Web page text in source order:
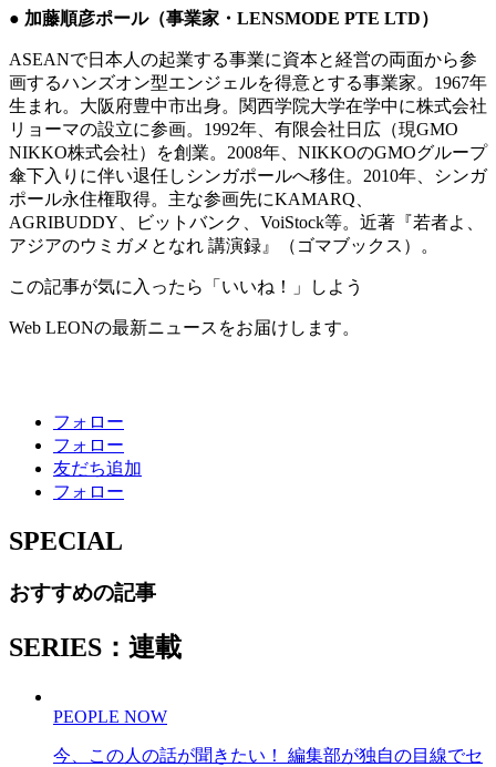
● 加藤順彦ポール（事業家・LENSMODE PTE LTD）
ASEANで日本人の起業する事業に資本と経営の両面から参
画するハンズオン型エンジェルを得意とする事業家。1967年
生まれ。大阪府豊中市出身。関西学院大学在学中に株式会社
リョーマの設立に参画。1992年、有限会社日広（現GMO
NIKKO株式会社）を創業。2008年、NIKKOのGMOグループ
傘下入りに伴い退任しシンガポールへ移住。2010年、シンガ
ポール永住権取得。主な参画先にKAMARQ、
AGRIBUDDY、ビットバンク、VoiStock等。近著『若者よ、
アジアのウミガメとなれ 講演録』（ゴマブックス）。
この記事が気に入ったら「いいね！」しよう
Web LEONの最新ニュースをお届けします。
フォロー
フォロー
友だち追加
フォロー
SPECIAL
おすすめの記事
SERIES：連載
PEOPLE NOW
今、この人の話が聞きたい！ 編集部が独自の目線でセ